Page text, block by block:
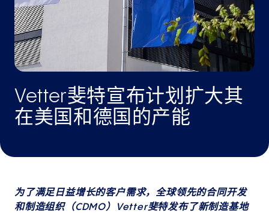
Vetter斐特宣布计划扩大其
在美国和德国的产能
为了满足日益增长的客户需求，全球领先的合同开发
和制造组织（CDMO）Vetter斐特发布了新制造基地